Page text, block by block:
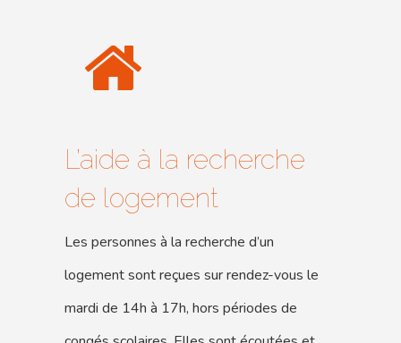
L’aide à la recherche
de logement
Les personnes à la recherche d’un
logement sont reçues sur rendez-vous le
mardi de 14h à 17h, hors périodes de